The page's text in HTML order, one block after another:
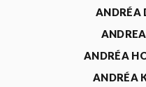
ANDRÉA
ANDRÉA
ANDRÉA